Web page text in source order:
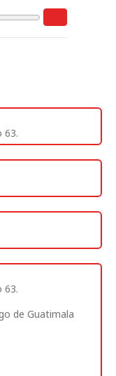
63.
63.
de Guatimala